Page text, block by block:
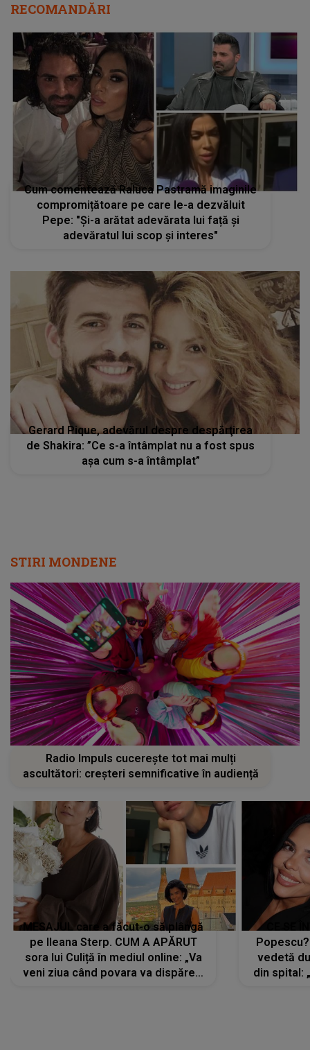
RECOMANDĂRI
Cum comentează Raluca Pastramă imaginile
compromițătoare pe care le-a dezvăluit
Pepe: "Și-a arătat adevărata lui față și
adevăratul lui scop și interes"
Gerard Pique, adevărul despre despărţirea
de Shakira: ”Ce s-a întâmplat nu a fost spus
aşa cum s-a întâmplat”
STIRI MONDENE
Radio Impuls cucerește tot mai mulți
ascultători: creșteri semnificative în audiență
MESAJUL care a făcut-o să plângă
pe Ileana Sterp. CUM A APĂRUT
sora lui Culiță în mediul online: „Va
veni ziua când povara va dispărea,
vedetă
din spital: